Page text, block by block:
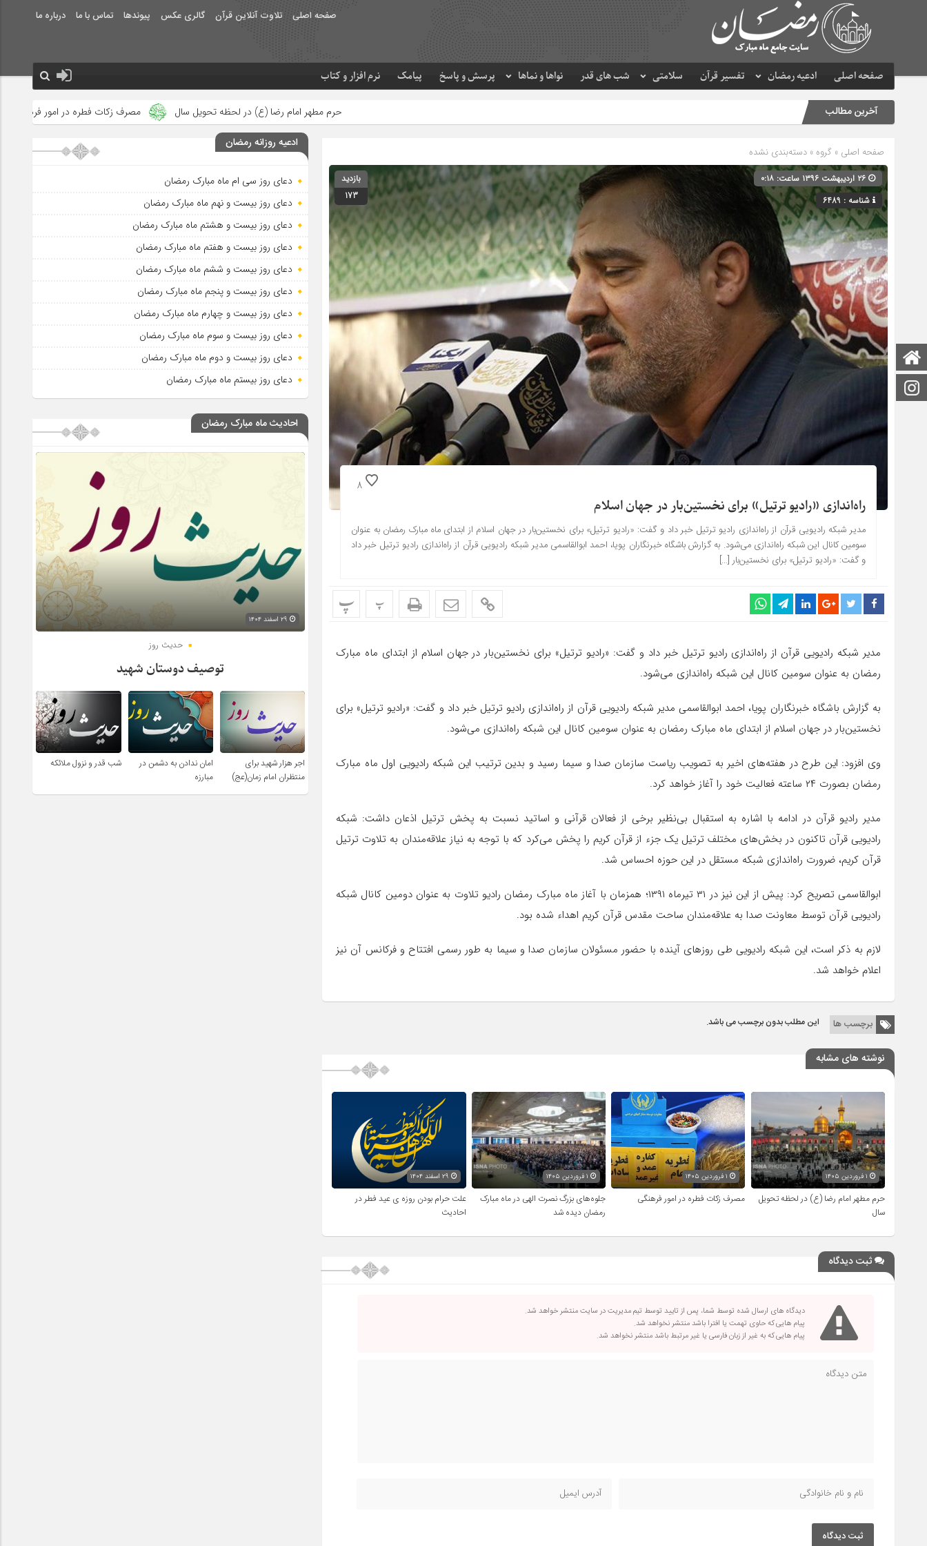
صفحه اصلی تلاوت آنلاین قرآن گالری عکس پیوندها تماس با ما درباره ما
صفحه اصلی ادعیه رمضان تفسیر قرآن سلامتی شب های قدر نواها و نماها پرسش و پاسخ پیامک نرم افزار و کتاب
صفحه اصلی
آخرین مطالب حرم مطهر امام رضا (ع) در لحظه تحویل سال مصرف زکات فطره در امور فرهنگی جلوه‌های بزرگ
صفحه اصلی » گروه » دسته‌بندی نشده
شناسه : 6489
بازدید
173
8
راه‌اندازی «رادیو ترتیل» برای نخستین‌بار در جهان اسلام
مدیر شبکه رادیویی قرآن از راه‌اندازی رادیو ترتیل خبر داد و گفت: «رادیو ترتیل» برای نخستین‌بار در جهان اسلام از ابتدای ماه مبارک رمضان به عنوان
سومین کانال این شبکه راه‌اندازی می‌شود. به گزارش باشگاه خبرنگاران پویا، احمد ابوالقاسمی مدیر شبکه رادیویی قرآن از راه‌اندازی رادیو ترتیل خبر داد
و گفت: «رادیو ترتیل» برای نخستین‌بار […]
پ پ
مدیر شبکه رادیویی قرآن از راه‌اندازی رادیو ترتیل خبر داد و گفت: «رادیو ترتیل» برای نخستین‌بار در جهان اسلام از ابتدای ماه مبارک
رمضان به عنوان سومین کانال این شبکه راه‌اندازی می‌شود.
به گزارش باشگاه خبرنگاران پویا، احمد ابوالقاسمی مدیر شبکه رادیویی قرآن از راه‌اندازی رادیو ترتیل خبر داد و گفت: «رادیو ترتیل» برای
نخستین‌بار در جهان اسلام از ابتدای ماه مبارک رمضان به عنوان سومین کانال این شبکه راه‌اندازی می‌شود.
وی افزود: این طرح در هفته‌های اخیر به تصویب ریاست سازمان صدا و سیما رسید و بدین ترتیب این شبکه رادیویی اول ماه مبارک
رمضان بصورت ۲۴ ساعته فعالیت خود را آغاز خواهد کرد.
مدیر رادیو قرآن در ادامه با اشاره به استقبال بی‌نظیر برخی از فعالان قرآنی و اساتید نسبت به پخش ترتیل اذعان داشت: شبکه
رادیویی قرآن تاکنون در بخش‌های مختلف ترتیل یک جزء از قرآن کریم را پخش می‌کرد که با توجه به نیاز علاقه‌مندان به تلاوت ترتیل
قرآن کریم، ضرورت راه‌اندازی شبکه مستقل در این حوزه احساس شد.
ابوالقاسمی تصریح کرد: پیش از این نیز در ۳۱ تیرماه ۱۳۹۱؛ همزمان با آغاز ماه مبارک رمضان رادیو تلاوت به عنوان دومین کانال شبکه
رادیویی قرآن توسط معاونت صدا به علاقه‌مندان ساحت مقدس قرآن کریم اهداء شده بود.
لازم به ذکر است، این شبکه رادیویی طی روزهای آینده با حضور مسئولان سازمان صدا و سیما به طور رسمی افتتاح و فرکانس آن نیز
اعلام خواهد شد.
برچسب ها این مطلب بدون برچسب می باشد.
نوشته های مشابه
حرم مطهر امام رضا (ع) در لحظه تحویل
سال
۱ فروردین ۱۴۰۵
مصرف زکات فطره در امور فرهنگی
جلوه‌های بزرگ نصرت الهی در ماه مبارک
رمضان دیده شد
علت حرام بودن روزه ی عید فطر در
احادیث
ثبت دیدگاه
دیدگاه های ارسال شده توسط شما، پس از تایید توسط تیم مدیریت در سایت منتشر خواهد شد.
پیام هایی که حاوی تهمت یا افترا باشد منتشر نخواهد شد.
پیام هایی که به غیر از زبان فارسی یا غیر مرتبط باشد منتشر نخواهد شد.
ثبت دیدگاه
ادعیه روزانه رمضان
دعای روز سی ام ماه مبارک رمضان
دعای روز بیست و نهم ماه مبارک رمضان
دعای روز بیست و هشتم ماه مبارک رمضان
دعای روز بیست و هفتم ماه مبارک رمضان
دعای روز بیست و ششم ماه مبارک رمضان
دعای روز بیست و پنجم ماه مبارک رمضان
دعای روز بیست و چهارم ماه مبارک رمضان
دعای روز بیست و سوم ماه مبارک رمضان
دعای روز بیست و دوم ماه مبارک رمضان
دعای روز بیستم ماه مبارک رمضان
احادیث ماه مبارک رمضان
حدیث روز
توصیف دوستان شهید
اجر هزار شهید برای
منتظران امام زمان(عج)
امان ندادن به دشمن در
مبارزه
شب قدر و نزول ملائکه